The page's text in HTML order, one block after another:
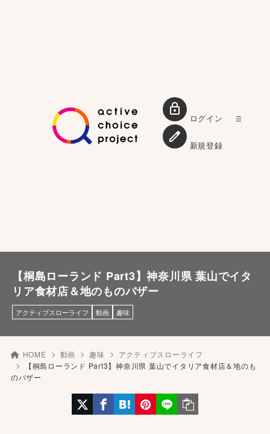
ログイン
新規登録
【桐島ローランド Part3】神奈川県 葉山でイタ
リア食材店＆地のものバザー
アクティブスローライフ 動画 趣味
HOME 動画 趣味
アクティブスローライフ
【桐島ローランド Part3】神奈川県 葉山でイタリア食材店＆地のも
のバザー